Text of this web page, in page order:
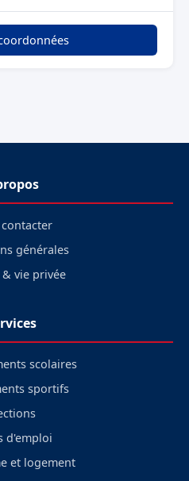
générales
& vie privée
scolaires
sportifs
d'emploi
et logement